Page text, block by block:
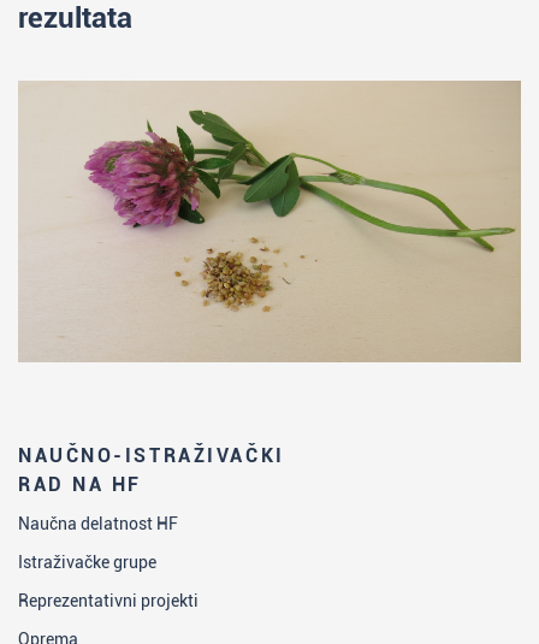
NAUČNO-ISTRAŽIVAČKI
RAD NA HF
Naučna delatnost HF
Istraživačke grupe
Reprezentativni projekti
Oprema
rezultata